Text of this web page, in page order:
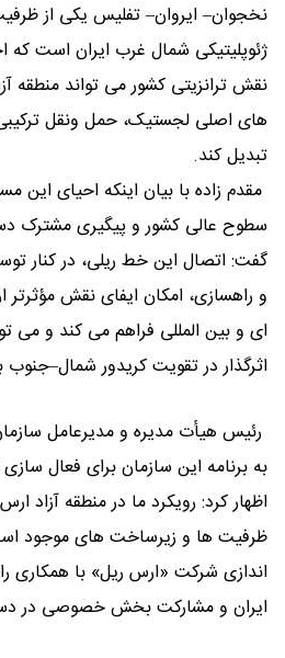
نخجوان– ایروان– تفلیس یکی از
ژئوپلیتیکی شمال‌ غرب ایران است که
نقش ترانزیتی کشور می‌ تواند منطقه
های اصلی لجستیک، حمل ‌ونقل
تبدیل کند.
مقدم ‌زاده با بیان اینکه احیای این
سطوح عالی کشور و پیگیری مشترک
گفت: اتصال این خط ریلی، در کنار
و راهسازی، امکان ایفای نقش مؤثرتر
ای و بین ‌المللی فراهم می ‌کند و می
اثرگذار در تقویت کریدور شمال–جنوب
رئیس هیأت ‌مدیره و مدیرعامل
به برنامه این سازمان برای فعال‌
اظهار کرد: رویکرد ما در منطقه آزاد
ظرفیت‌ ها و زیرساخت ‌های موجود
‌اندازی شرکت «ارس ‌ریل» با همکاری
ایران و مشارکت بخش خصوصی در